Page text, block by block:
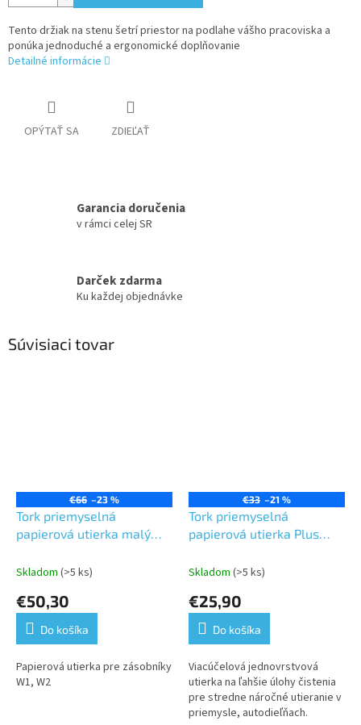
Tento držiak na stenu šetrí priestor na podlahe vášho pracoviska a
ponúka jednoduché a ergonomické doplňovanie
Detailné informácie
OPÝTAŤ SA ZDIEĽAŤ
Garancia doručenia
v rámci celej SR
Darček zdarma
Ku každej objednávke
Súvisiaci tovar
€66 –23 %
Tork priemyselná
papierová utierka malý
Premium,modrá, 2 vrstvy,
kart. -W1/W2
Skladom (>5 ks)
€50,30
Do košíka
Papierová utierka pre zásobníky
W1, W2
€33 –21 %
Tork priemyselná
papierová utierka Plus
-2kotúče v balení
Skladom (>5 ks)
€25,90
Do košíka
Viacúčelová jednovrstvová
utierka na ľahšie úlohy čistenia
pre stredne náročné utieranie v
priemysle, autodieľňach.